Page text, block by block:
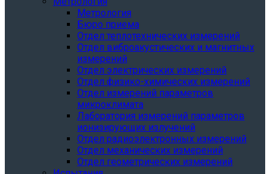
Метрология
Бюро приема
Отдел теплотехнических измерений
Отдел виброакустических и магнитных
измерений
Отдел электрических измерений
Отдел физико-химических измерений
Отдел измерений параметров
микроклимата
Лаборатория измерений параметров
ионизирующих излучений
Отдел радиоэлектронных измерений
Отдел механических измерений
Отдел геометрических измерений